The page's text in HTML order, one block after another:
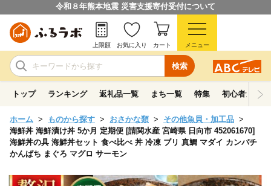
令和８年熊本地震 災害支援寄付受付について
検索
上限額 お気に入り カート メニュー
トップ ランキング 返礼品一覧 まち一覧 特集 初心者ガイド
ホーム ものから探す おさかな類
その他魚貝・加工品
海鮮丼 海鮮漬け丼 5か月 定期便 [請関水産 宮崎県 日向市 452061670]
海鮮丼の具 海鮮丼セット 食べ比べ 丼 冷凍 ブリ 真鯛 マダイ カンパチ
かんぱち まぐろ マグロ サーモン